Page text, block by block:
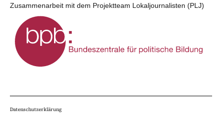
Zusammenarbeit mit dem Projektteam Lokaljournalisten (PLJ)
Datenschutzerklärung